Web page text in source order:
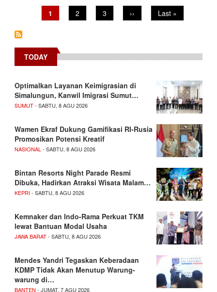
PaginationCurrent
page
1 Page
2 Page
3
Next
page
››
Last
page
Last »
TODAY
Optimalkan Layanan Keimigrasian di
Simalungun, Kanwil Imigrasi Sumut…
SUMUT- SABTU, 8 AGU 2026
Wamen Ekraf Dukung Gamifikasi RI-Rusia
Promosikan Potensi Kreatif
NASIONAL - SABTU, 8 AGU 2026
Bintan Resorts Night Parade Resmi
Dibuka, Hadirkan Atraksi Wisata Malam…
KEPRI- SABTU, 8 AGU 2026
Kemnaker dan Indo-Rama Perkuat TKM
lewat Bantuan Modal Usaha
JAWA BARAT- SABTU, 8 AGU 2026
Mendes Yandri Tegaskan Keberadaan
KDMP Tidak Akan Menutup Warung-
warung di…
BANTEN - JUMAT, 7 AGU 2026